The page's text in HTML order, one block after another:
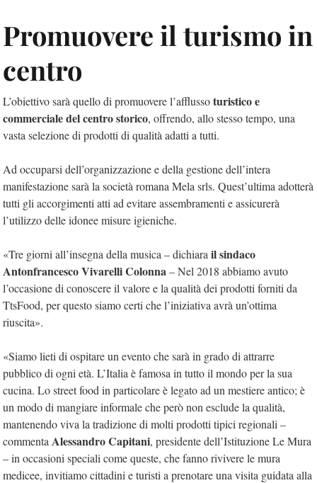
Promuovere il turismo in
centro
L’obiettivo sarà quello di promuovere l’afflussoturistico e
commerciale del centro storico, offrendo, allo stesso tempo, una
vasta selezione di prodotti di qualità adatti a tutti.
Ad occuparsi dell’organizzazione e della gestione dell’intera
manifestazione sarà la società romana Mela srls. Quest’ultima adotterà
tutti gli accorgimenti atti ad evitare assembramenti e assicurerà
l’utilizzo delle idonee misure igieniche.
«Tre giorni all’insegna della musica – dichiara il sindaco
Antonfrancesco Vivarelli Colonna– Nel 2018 abbiamo avuto
l’occasione di conoscere il valore e la qualità dei prodotti forniti da
TtsFood, per questo siamo certi che l’iniziativa avrà un’ottima
riuscita».
«Siamo lieti di ospitare un evento che sarà in grado di attrarre
pubblico di ogni età. L’Italia è famosa in tutto il mondo per la sua
cucina. Lo street food in particolare è legato ad un mestiere antico; è
un modo di mangiare informale che però non esclude la qualità,
mantenendo viva la tradizione di molti prodotti tipici regionali –
commenta Alessandro Capitani, presidente dell’Istituzione Le Mura
– in occasioni speciali come queste, che fanno rivivere le mura
medicee, invitiamo cittadini e turisti a prenotare una visita guidata alla